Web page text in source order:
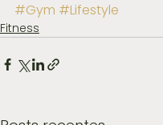
#Gym #Lifestyle
Fitness